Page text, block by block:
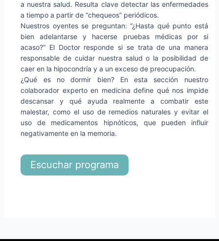
a nuestra salud. Resulta clave detectar las enfermedades
a tiempo a partir de “chequeos” periódicos.
Nuestros oyentes se preguntan: “¿Hasta qué punto está
bien adelantarse y hacerse pruebas médicas por si
acaso?” El Doctor responde si se trata de una manera
responsable de cuidar nuestra salud o la posibilidad de
caer en la hipocondría y a un exceso de preocupación.
¿Qué es no dormir bien? En esta sección nuestro
colaborador experto en medicina define qué nos impide
descansar y qué ayuda realmente a combatir este
malestar, como el uso de remedios naturales y evitar el
uso de medicamentos hipnóticos, que pueden influir
negativamente en la memoria.
Escuchar programa